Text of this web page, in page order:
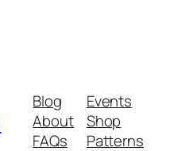
Blog
About
FAQs
Events
Shop
Patterns